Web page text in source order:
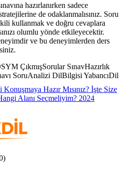
hazırlanırken sadece
de odaklanmalısınız. Soru
kullanmak ve doğru cevaplara
olumlu yönde etkileyecektir.
ve bu deneyimlerden ders
ÇıkmışSorular SınavHazırlık
SoruAnalizi DilBilgisi YabancıDil
Hazır Mısınız? İşte Size
Alanı Seçmeliyim? 2024